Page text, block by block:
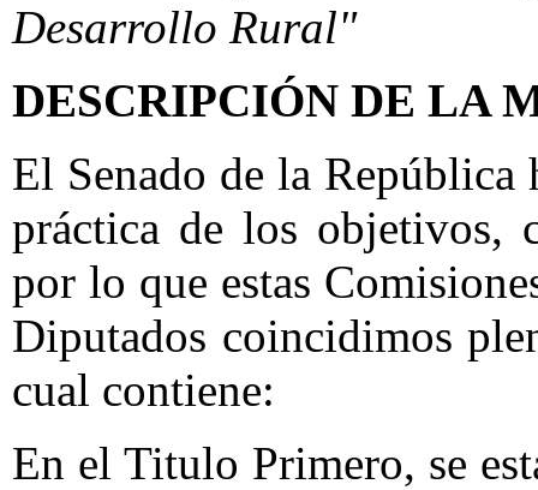
Desarrollo Rural"
DESCRIPCIÓN DE LA
El Senado de la República
práctica de los objetivos,
por lo que estas
Diputados coincidimos
cual contiene:
En el Titulo Primero, se